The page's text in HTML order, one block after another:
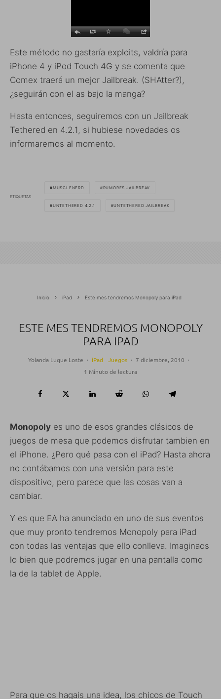
Este método no gastaría exploits, valdría para
iPhone 4 y iPod Touch 4G y se comenta que
Comex traerá un mejor Jailbreak. (SHAtter?),
¿seguirán con el as bajo la manga?
Hasta entonces, seguiremos con un Jailbreak
Tethered en 4.2.1, si hubiese novedades os
informaremos al momento.
ETIQUETAS
MUSCLENERD RUMORES JAILBREAK
UNTETHERED 4.2.1 UNTETHERED JAILBREAK
Inicio iPad Este mes tendremos Monopoly para iPad
ESTE MES TENDREMOS MONOPOLY
PARA IPAD
Yolanda Luque Loste · iPad Juegos · 7 diciembre, 2010 ·
1 Minuto de lectura
Monopoly es uno de esos grandes clásicos de
juegos de mesa que podemos disfrutar tambien en
el iPhone. ¿Pero qué pasa con el iPad? Hasta ahora
no contábamos con una versión para este
dispositivo, pero parece que las cosas van a
cambiar.
Y es que EA ha anunciado en uno de sus eventos
que muy pronto tendremos Monopoly para iPad
con todas las ventajas que ello conlleva. Imaginaos
lo bien que podremos jugar en una pantalla como
la de la tablet de Apple.
Para que os hagais una idea, los chicos de Touch